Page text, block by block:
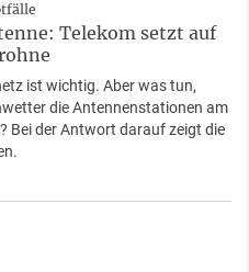
Telekom setzt auf
ist wichtig. Aber was tun,
die Antennenstationen am
Bei der Antwort darauf zeigt die